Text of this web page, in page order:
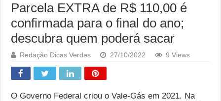
Carta Psicografada de Isabella Nardoni : O que Diz a
Grávida pode comer picles e alimentos em conserva durante
Grávida pode comer Ceviche? Entenda os riscos na gravidez
Carta Psicografada de Eduardo Campos
Parcela EXTRA de R$ 110,00 é
confirmada para o final do ano;
descubra quem poderá sacar
Redação Dicas Verdes 27/10/2022 9 Views
O Governo Federal criou o Vale-Gás em 2021. Na